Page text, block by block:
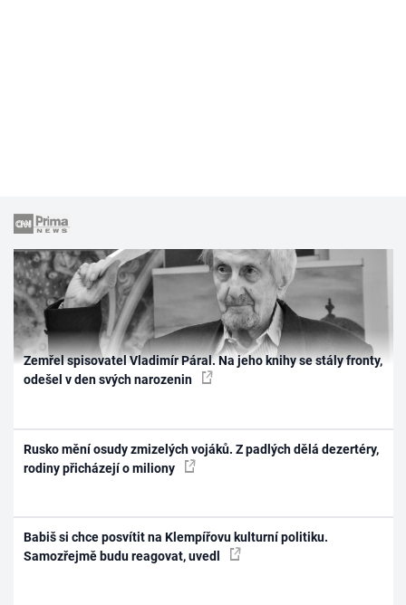
Zemřel spisovatel Vladimír Páral. Na jeho knihy se stály fronty,
odešel v den svých narozenin
Rusko mění osudy zmizelých vojáků. Z padlých dělá dezertéry,
rodiny přicházejí o miliony
Babiš si chce posvítit na Klempířovu kulturní politiku.
Samozřejmě budu reagovat, uvedl